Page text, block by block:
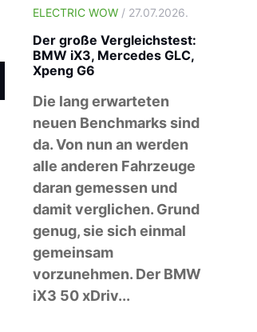
ELECTRIC WOW/ 27.07.2026.
Der große Vergleichstest:
BMW iX3, Mercedes GLC,
Xpeng G6
Die lang erwarteten
neuen Benchmarks sind
da. Von nun an werden
alle anderen Fahrzeuge
daran gemessen und
damit verglichen. Grund
genug, sie sich einmal
gemeinsam
vorzunehmen. Der BMW
iX3 50 xDriv...